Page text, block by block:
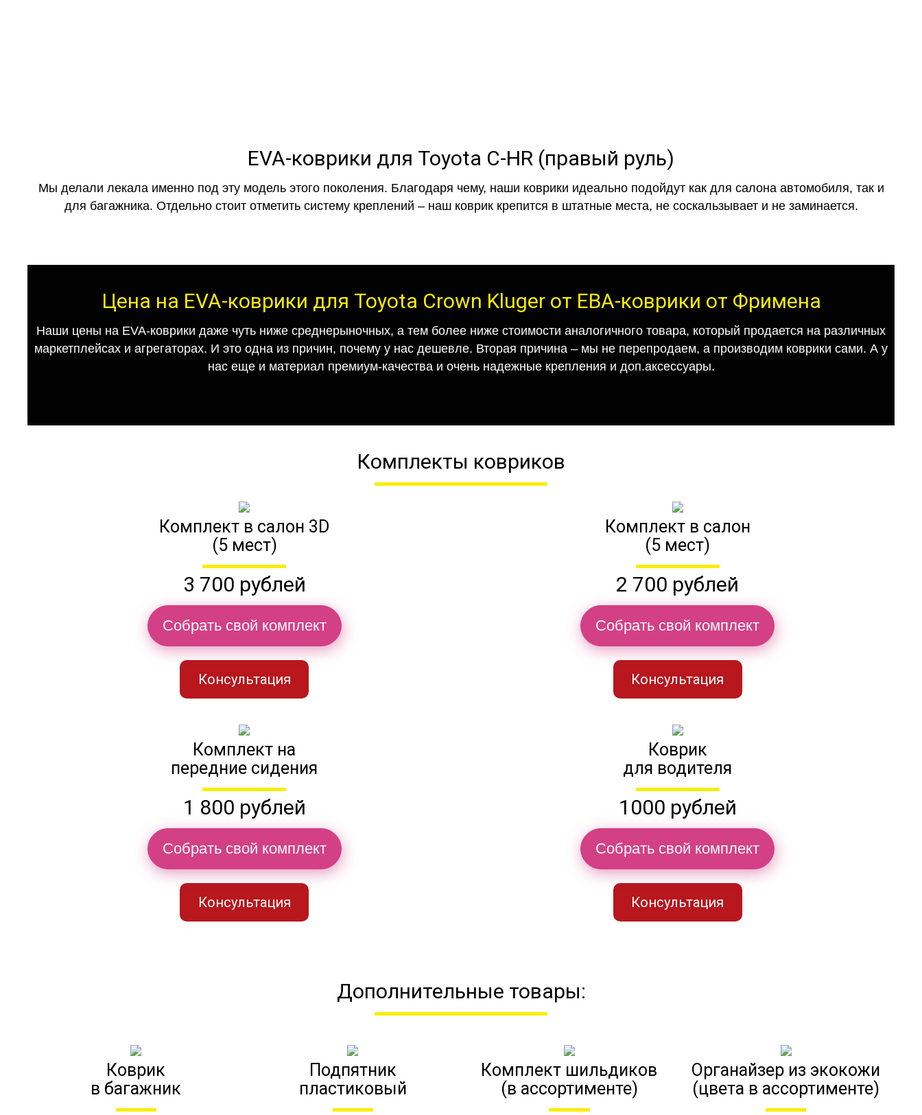
EVA-коврики для Toyota C-HR (правый руль)
Мы делали лекала именно под эту модель этого поколения. Благодаря чему, наши коврики идеально подойдут как для салона автомобиля, так и
для багажника. Отдельно стоит отметить систему креплений – наш коврик крепится в штатные места, не соскальзывает и не заминается.
Цена на EVA-коврики для Toyota Crown Kluger от ЕВА-коврики от Фримена
Наши цены на EVA-коврики даже чуть ниже среднерыночных, а тем более ниже стоимости аналогичного товара, который продается на различных
маркетплейсах и агрегаторах. И это одна из причин, почему у нас дешевле. Вторая причина – мы не перепродаем, а производим коврики сами. А у
нас еще и материал премиум-качества и очень надежные крепления и доп.аксессуары.
Комплекты ковриков
Комплект в салон 3D
(5 мест)
3 700 рублей
Собрать свой комплект
Консультация
Комплект в салон
(5 мест)
2 700 рублей
Собрать свой комплект
Консультация
Комплект на
передние сидения
1 800 рублей
Собрать свой комплект
Консультация
Коврик
для водителя
1000 рублей
Собрать свой комплект
Консультация
Дополнительные товары:
Коврик
в багажник
Подпятник
пластиковый
Комплект шильдиков
(в ассортименте)
Органайзер из экокожи
(цвета в ассортименте)